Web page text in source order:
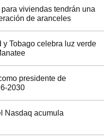
viviendas tendrán una
de aranceles
Tobago celebra luz verde
presidente de
2030
Nasdaq acumula